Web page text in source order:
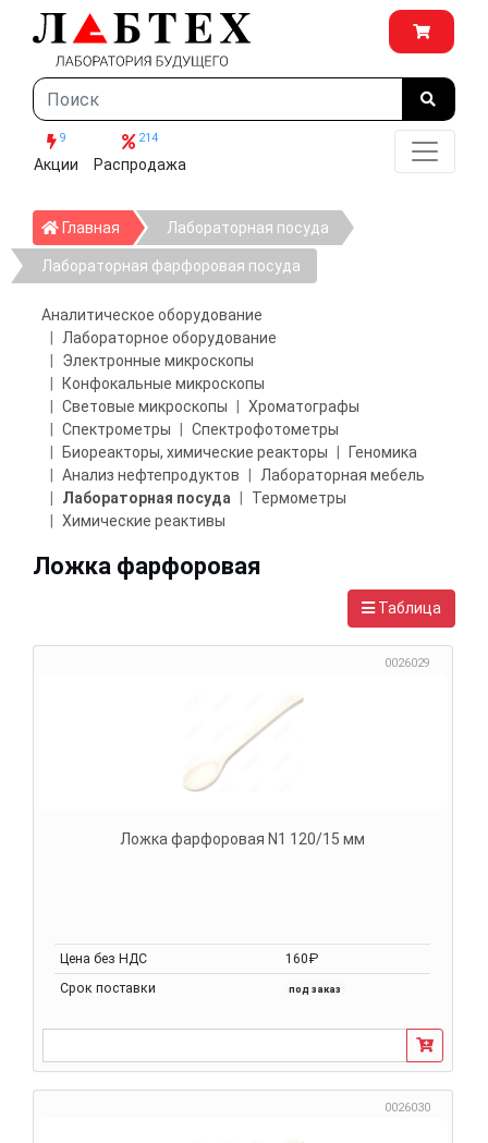
9
Акции
214
Распродажа
Главная ГлавнаяЛабораторная посуда
Лабораторная фарфоровая посуда
Аналитическое оборудование
Лабораторное оборудование
Электронные микроскопы
Конфокальные микроскопы
Световые микроскопы
Хроматографы
Спектрометры
Спектрофотометры
Биореакторы, химические реакторы
Геномика
Анализ нефтепродуктов
Лабораторная мебель
Лабораторная посуда
Термометры
Химические реактивы
Ложка фарфоровая
Таблица
0026029
Ложка фарфоровая N1 120/15 мм
Цена без НДС
160₽
Срок поставки
под заказ
0026030